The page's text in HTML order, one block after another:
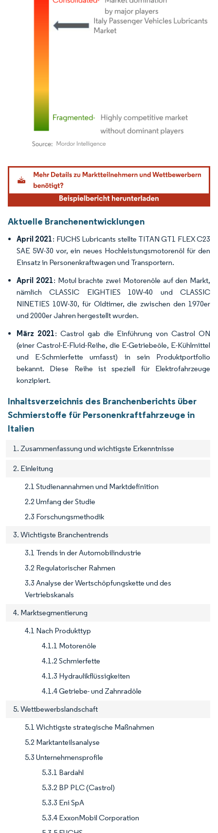
Bild © Mordor Intelligence. Wiederverwendung erfordert Namensnennung gemäß
Aktuelle Branchenentwicklungen
April 2021: FUCHS Lubricants stellte TITAN GT1 FLEX C23
SAE 5W-30 vor, ein neues Hochleistungsmotorenöl für den
Einsatz in Personenkraftwagen und Transportern.
April 2021: Motul brachte zwei Motorenöle auf den Markt,
nämlich CLASSIC EIGHTIES 10W-40 und CLASSIC
NINETIES 10W-30, für Oldtimer, die zwischen den 1970er
und 2000er Jahren hergestellt wurden.
März 2021: Castrol gab die Einführung von Castrol ON
(einer Castrol-E-Fluid-Reihe, die E-Getriebeöle, E-Kühlmittel
und E-Schmierfette umfasst) in sein Produktportfolio
bekannt. Diese Reihe ist speziell für Elektrofahrzeuge
konzipiert.
Inhaltsverzeichnis des Branchenberichts über
Schmierstoffe für Personenkraftfahrzeuge in
Italien
1. Zusammenfassung und wichtigste Erkenntnisse
2. Einleitung
2.1 Studienannahmen und Marktdefinition
2.2 Umfang der Studie
2.3 Forschungsmethodik
3. Wichtigste Branchentrends
3.1 Trends in der Automobilindustrie
3.2 Regulatorischer Rahmen
3.3 Analyse der Wertschöpfungskette und des
Vertriebskanals
4. Marktsegmentierung
4.1 Nach Produkttyp
4.1.1 Motorenöle
4.1.2 Schmierfette
4.1.3 Hydraulikflüssigkeiten
4.1.4 Getriebe- und Zahnradöle
5. Wettbewerbslandschaft
5.1 Wichtigste strategische Maßnahmen
5.2 Marktanteilsanalyse
5.3 Unternehmensprofile
5.3.1 Bardahl
5.3.2 BP PLC (Castrol)
5.3.3 Eni SpA
5.3.4 ExxonMobil Corporation